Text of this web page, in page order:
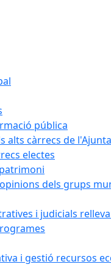
pública
alts càrrecs de
electes
dels grups
i judicials
i gestió recursos